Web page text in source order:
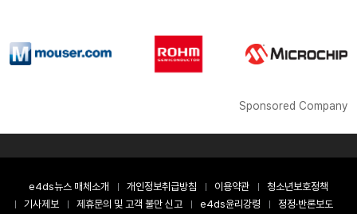
Sponsored Company
e4ds뉴스 매체소개 개인정보취급방침 이용약관
청소년보호정책
기사제보
제휴문의 및 고객 불만 신고 e4ds윤리강령
정정·반론보도